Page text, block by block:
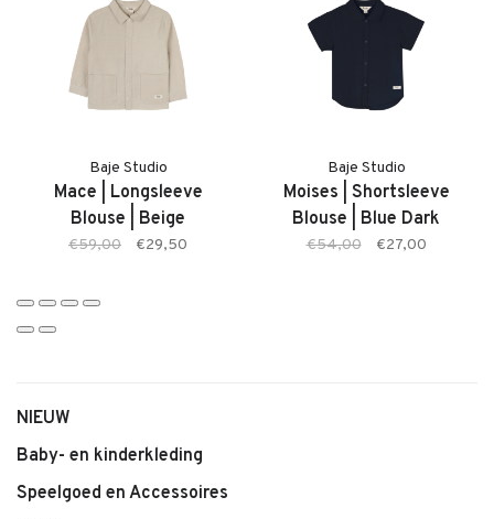
Kenmerken:
• Makai Pants van Baje
• Zachte, comfortabele stof
• Kleur: Beige
• Comfortabele pasvorm
• Geschikt voor dagelijks gebruik
• Makkelijk te combineren
Baje Studio
Mace | Longsleeve
Blouse | Beige
€59,00 €29,50
Baje Studio
Moises | Shortsleeve
Blouse | Blue Dark
€54,00 €27,00
NIEUW
Baby- en kinderkleding
Speelgoed en Accessoires